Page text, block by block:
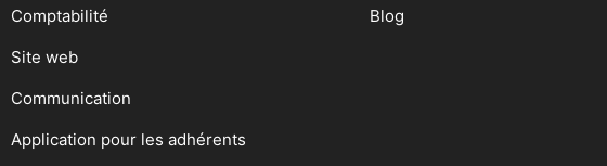
Comptabilité
Site web
Communication
Application pour les adhérents
Blog